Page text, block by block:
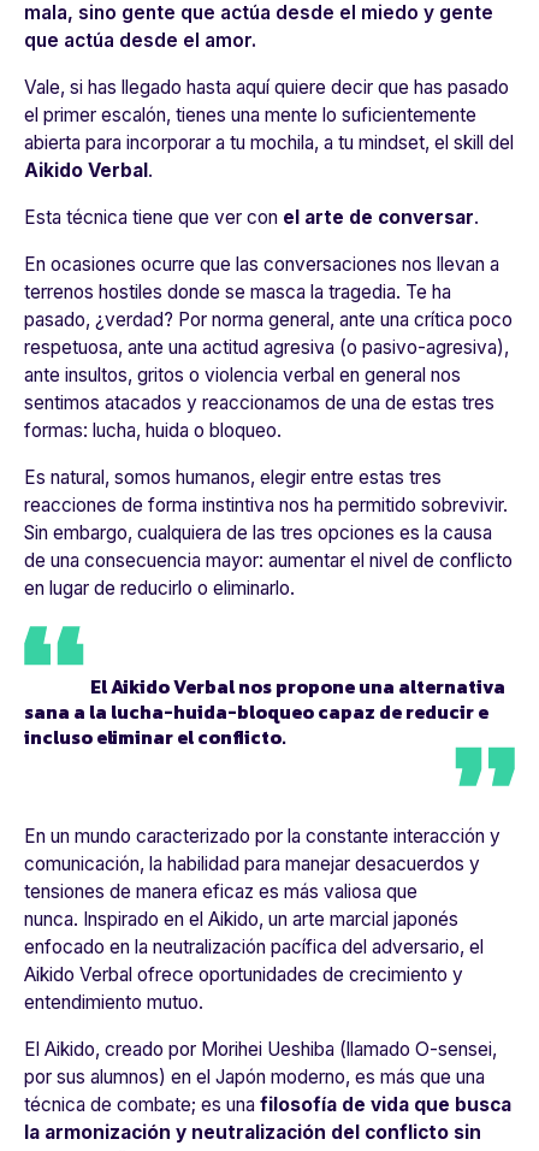
mala, sino gente que actúa desde el miedo y gente
que actúa desde el amor.
Vale, si has llegado hasta aquí quiere decir que has pasado
el primer escalón, tienes una mente lo suficientemente
abierta para incorporar a tu mochila, a tu mindset, el skill del
Aikido Verbal .
Esta técnica tiene que ver con el arte de conversar.
En ocasiones ocurre que las conversaciones nos llevan a
terrenos hostiles donde se masca la tragedia. Te ha
pasado, ¿verdad? Por norma general, ante una crítica poco
respetuosa, ante una actitud agresiva (o pasivo-agresiva),
ante insultos, gritos o violencia verbal en general nos
sentimos atacados y reaccionamos de una de estas tres
formas: lucha, huida o bloqueo.
Es natural, somos humanos, elegir entre estas tres
reacciones de forma instintiva nos ha permitido sobrevivir.
Sin embargo, cualquiera de las tres opciones es la causa
de una consecuencia mayor: aumentar el nivel de conflicto
en lugar de reducirlo o eliminarlo.
El Aikido Verbal nos propone una alternativa
sana a la lucha-huida-bloqueo capaz de reducir e
incluso eliminar el conflicto.
En un mundo caracterizado por la constante interacción y
comunicación, la habilidad para manejar desacuerdos y
tensiones de manera eficaz es más valiosa que
nunca. Inspirado en el Aikido, un arte marcial japonés
enfocado en la neutralización pacífica del adversario, el
Aikido Verbal ofrece oportunidades de crecimiento y
entendimiento mutuo.
El Aikido, creado por Morihei Ueshiba (llamado O-sensei,
por sus alumnos) en el Japón moderno, es más que una
técnica de combate; es una filosofía de vida que busca
la armonización y neutralización del conflicto sin